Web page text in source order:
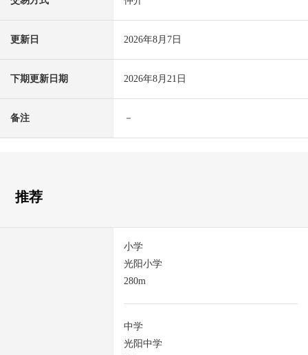
更新日 2026年8月7日
下期更新日期 2026年8月21日
备注 －
推荐
小学
光阳小学
280m
中学
光阳中学